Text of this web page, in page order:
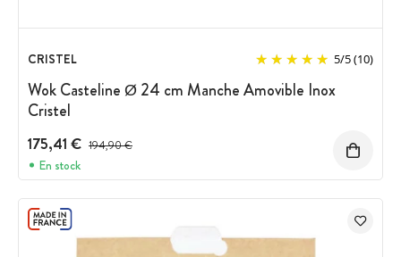
CRISTEL 5/5(10)
Wok Casteline Ø 24 cm Manche Amovible Inox
Cristel
175,41 € Prix avant réduction :
194,90 €
En stock